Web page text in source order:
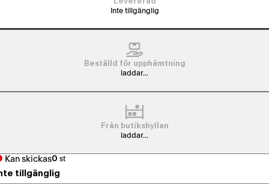
Levererad
Inte tillgänglig
Beställd för upphämtning
laddar...
Från butikshyllan
laddar...
Kan skickas0 st
tillgänglig